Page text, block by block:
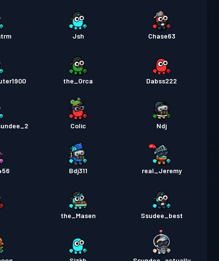
Jsh Chase63
the_Orca Dabss222
Colic Ndj
Bdj311 real_Jeremy
the_Masen Ssudee_best